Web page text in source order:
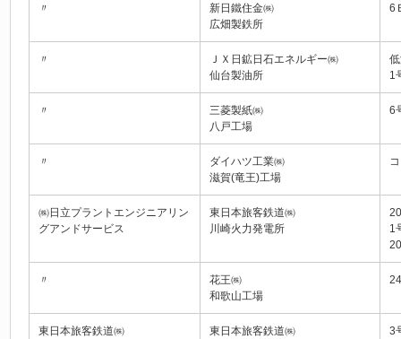
〃
新日鐵住金㈱
広畑製鉄所
6
〃
ＪＸ日鉱日石エネルギー㈱
仙台製油所
1
〃
三菱製紙㈱
八戸工場
6
〃
ダイハツ工業㈱
滋賀(竜王)工場
㈱日立プラントエンジニアリン
グアンドサービス
東日本旅客鉄道㈱
川崎火力発電所
1
〃
花王㈱
和歌山工場
東日本旅客鉄道㈱
東日本旅客鉄道㈱
3